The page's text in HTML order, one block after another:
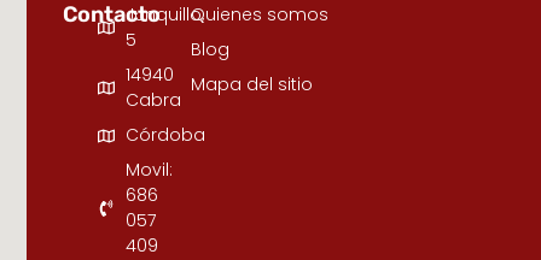
ContactoJunquillo,
5
14940
Cabra
Córdoba
Movil:
686
057
409
Quienes somos
Blog
Mapa del sitio